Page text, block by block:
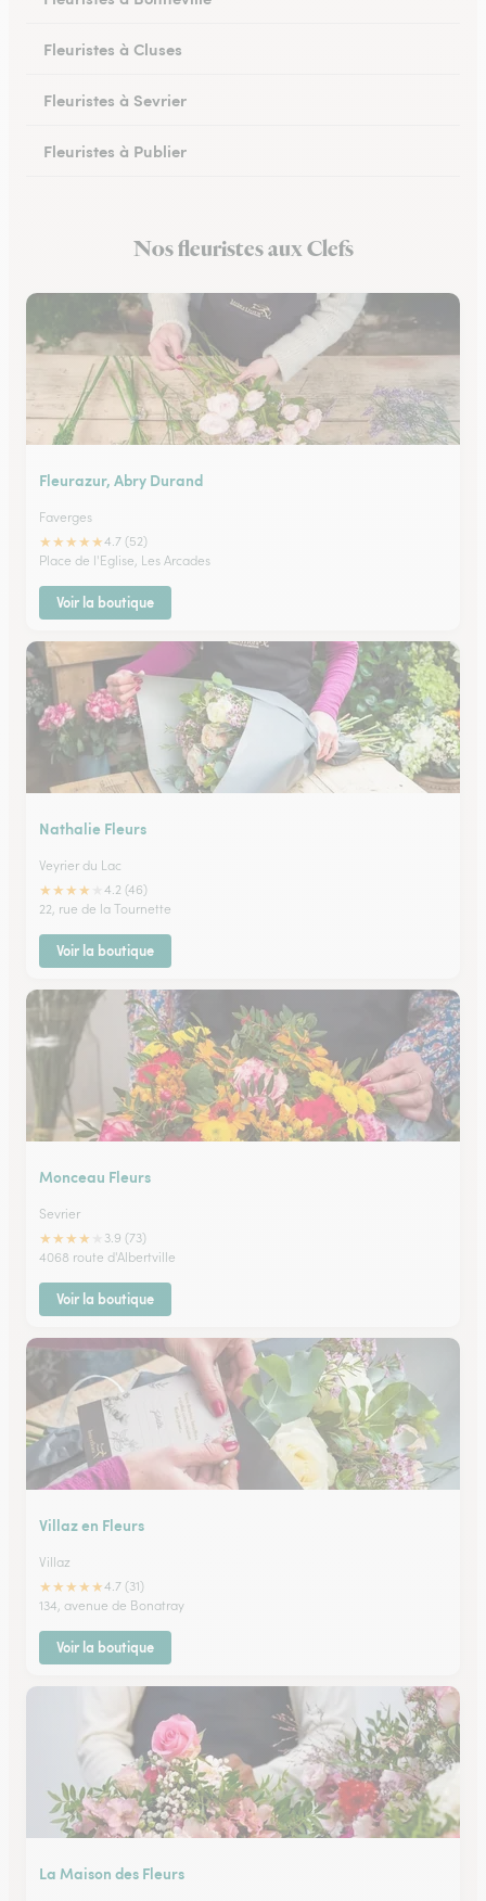
Fleuristes à Cluses
Fleuristes à Sevrier
Fleuristes à Publier
Fleuristes à Abondance
Nos fleuristes aux Clefs
Fleurazur, Abry Durand
Faverges
★★★★★4.7 (52)
Place de l'Eglise, Les Arcades
Voir la boutique
Nathalie Fleurs
Veyrier du Lac
★★★★
4.2 (46)
22, rue de la Tournette
Voir la boutique
Monceau Fleurs
Sevrier
★★★★
3.9 (73)
4068 route d'Albertville
Voir la boutique
Villaz en Fleurs
Villaz
★★★★★4.7 (31)
134, avenue de Bonatray
Voir la boutique
La Maison des Fleurs